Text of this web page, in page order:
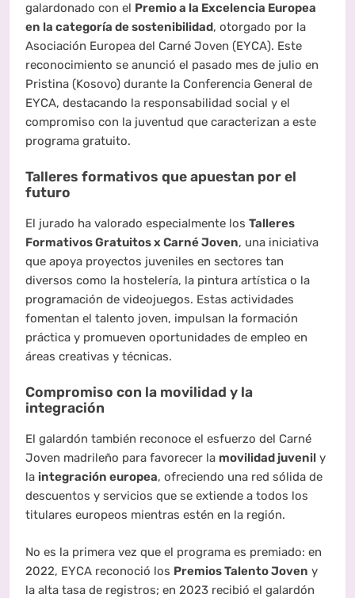
galardonado con el Premio a la Excelencia Europea
en la categoría de sostenibilidad, otorgado por la
Asociación Europea del Carné Joven (EYCA). Este
reconocimiento se anunció el pasado mes de julio en
Pristina (Kosovo) durante la Conferencia General de
EYCA, destacando la responsabilidad social y el
compromiso con la juventud que caracterizan a este
programa gratuito.
Talleres formativos que apuestan por el
futuro
El jurado ha valorado especialmente los Talleres
Formativos Gratuitos x Carné Joven, una iniciativa
que apoya proyectos juveniles en sectores tan
diversos como la hostelería, la pintura artística o la
programación de videojuegos. Estas actividades
fomentan el talento joven, impulsan la formación
práctica y promueven oportunidades de empleo en
áreas creativas y técnicas.
Compromiso con la movilidad y la
integración
El galardón también reconoce el esfuerzo del Carné
Joven madrileño para favorecer la movilidad juvenil y
la integración europea, ofreciendo una red sólida de
descuentos y servicios que se extiende a todos los
titulares europeos mientras estén en la región.
No es la primera vez que el programa es premiado: en
2022, EYCA reconoció los Premios Talento Joven y
la alta tasa de registros; en 2023 recibió el galardón